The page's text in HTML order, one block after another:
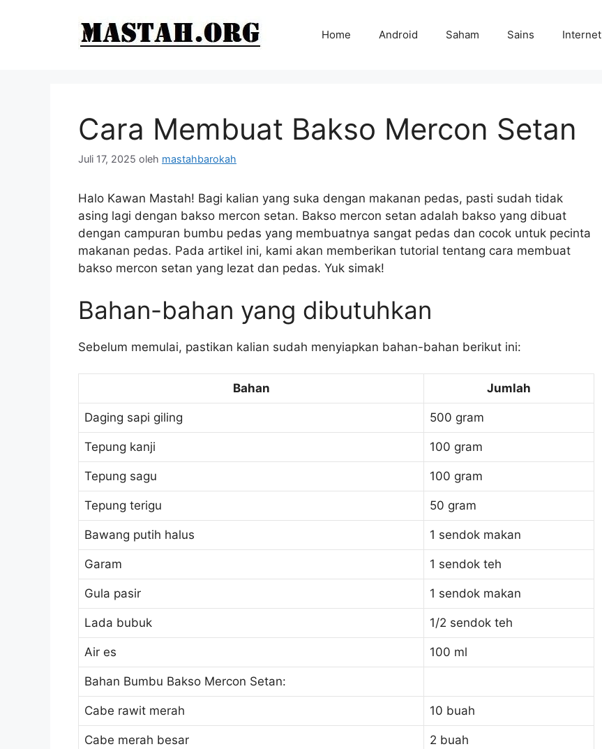
Home Android Saham Sains Internet
Cara Membuat Bakso Mercon Setan
Juli 17, 2025 oleh mastahbarokah
Halo Kawan Mastah! Bagi kalian yang suka dengan makanan pedas, pasti sudah tidak
asing lagi dengan bakso mercon setan. Bakso mercon setan adalah bakso yang dibuat
dengan campuran bumbu pedas yang membuatnya sangat pedas dan cocok untuk pecinta
makanan pedas. Pada artikel ini, kami akan memberikan tutorial tentang cara membuat
bakso mercon setan yang lezat dan pedas. Yuk simak!
Bahan-bahan yang dibutuhkan
Sebelum memulai, pastikan kalian sudah menyiapkan bahan-bahan berikut ini:
Bahan Jumlah
Daging sapi giling 500 gram
Tepung kanji 100 gram
Tepung sagu 100 gram
Tepung terigu 50 gram
Bawang putih halus 1 sendok makan
Garam 1 sendok teh
Gula pasir 1 sendok makan
Lada bubuk 1/2 sendok teh
Air es 100 ml
Bahan Bumbu Bakso Mercon Setan:
Cabe rawit merah 10 buah
Cabe merah besar 2 buah